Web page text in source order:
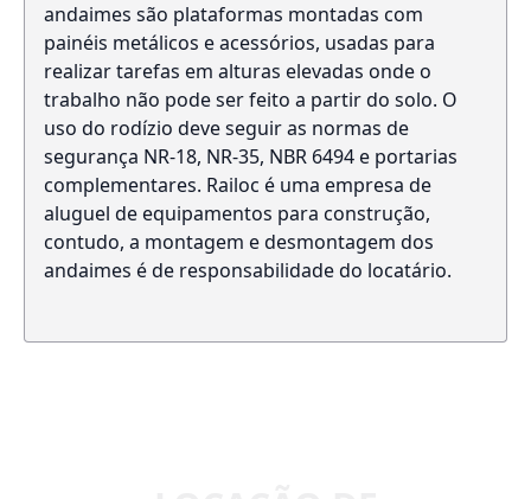
andaimes são plataformas montadas com
painéis metálicos e acessórios, usadas para
realizar tarefas em alturas elevadas onde o
trabalho não pode ser feito a partir do solo. O
uso do rodízio deve seguir as normas de
segurança NR-18, NR-35, NBR 6494 e portarias
complementares. Railoc é uma empresa de
aluguel de equipamentos para construção,
contudo, a montagem e desmontagem dos
andaimes é de responsabilidade do locatário.